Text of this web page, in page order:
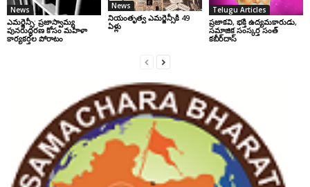
News
ఎమర్జెన్సీ: ప్రజాస్వామ్య
పునరుద్ధరణ కోసం మహిళా
కార్యకర్తల పోరాటం
News
నియంతృత్వ ఎమర్జెన్సీకి 49
ఏళ్లు
Telugu Articles
ప్రజాకవి, భక్తి ఉద్యమకారుడు,
సమాజిక సంస్కర్త సంత్‌
కబీర్‌దాస్‌